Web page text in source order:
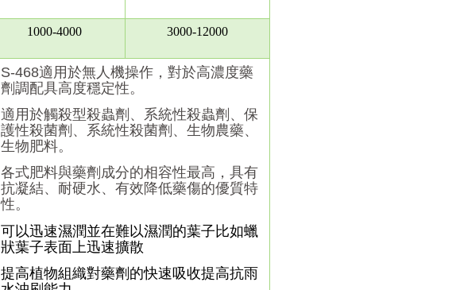
1000-4000 3000-12000
S-468適用於無人機操作，對於高濃度藥
劑調配具高度穩定性。
適用於觸殺型殺蟲劑、系統性殺蟲劑、保
護性殺菌劑、系統性殺菌劑、生物農藥、
生物肥料。
各式肥料與藥劑成分的相容性最高，具有
抗凝結、耐硬水、有效降低藥傷的優質特
性。
可以迅速濕潤並在難以濕潤的葉子比如蠟
狀葉子表面上迅速擴散
提高植物組織對藥劑的快速吸收提高抗雨